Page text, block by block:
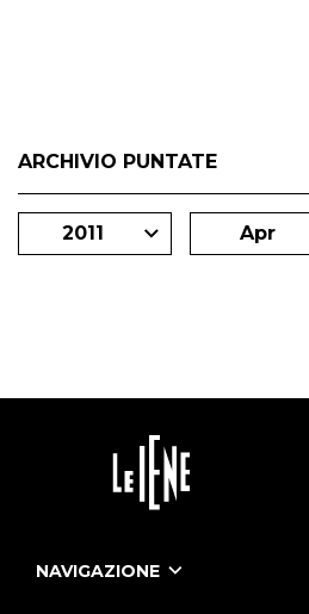
ARCHIVIO PUNTATE
2011 Apr
NAVIGAZIONE